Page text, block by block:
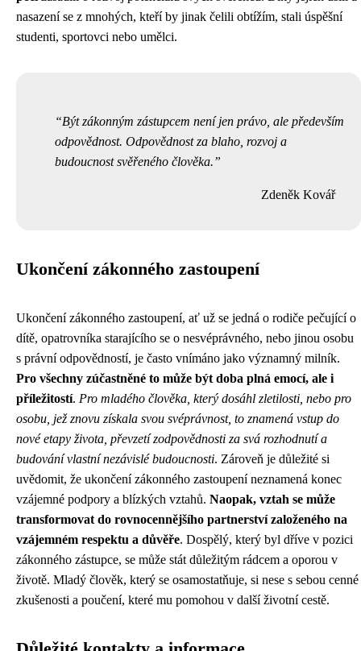
nasazení se z mnohých, kteří by jinak čelili obtížím, stali úspěšní
studenti, sportovci nebo umělci.
Být zákonným zástupcem není jen právo, ale především
odpovědnost. Odpovědnost za blaho, rozvoj a
budoucnost svěřeného člověka.
Zdeněk Kovář
Ukončení zákonného zastoupení
Ukončení zákonného zastoupení, ať už se jedná o rodiče pečující o
dítě, opatrovníka starajícího se o nesvéprávného, nebo jinou osobu
s právní odpovědností, je často vnímáno jako významný milník.
Pro všechny zúčastněné to může být doba plná emocí, ale i
příležitostí. Pro mladého člověka, který dosáhl zletilosti, nebo pro
osobu, jež znovu získala svou svéprávnost, to znamená vstup do
nové etapy života, převzetí zodpovědnosti za svá rozhodnutí a
budování vlastní nezávislé budoucnosti. Zároveň je důležité si
uvědomit, že ukončení zákonného zastoupení neznamená konec
vzájemné podpory a blízkých vztahů. Naopak, vztah se může
transformovat do rovnocennějšího partnerství založeného na
vzájemném respektu a důvěře. Dospělý, který byl dříve v pozici
zákonného zástupce, se může stát důležitým rádcem a oporou v
životě. Mladý člověk, který se osamostatňuje, si nese s sebou cenné
zkušenosti a poučení, které mu pomohou v další životní cestě.